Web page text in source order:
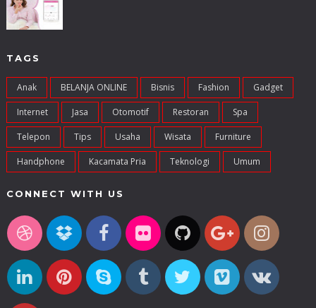
TAGS
Anak BELANJA ONLINE Bisnis Fashion Gadget
Internet Jasa Otomotif Restoran Spa
Telepon Tips Usaha Wisata Furniture
Handphone Kacamata Pria Teknologi Umum
CONNECT WITH US